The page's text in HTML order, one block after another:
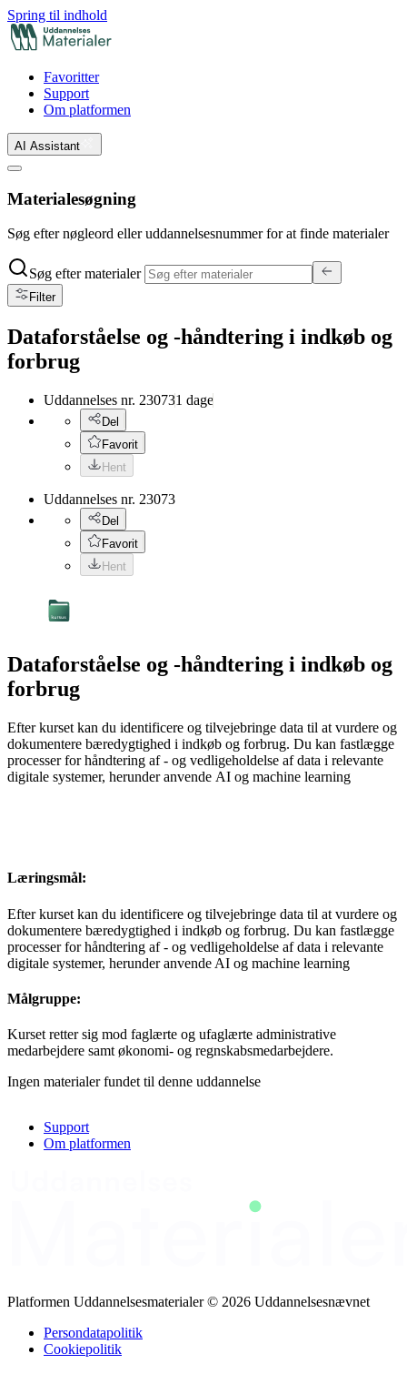
Spring til indhold
Favoritter
Support
Om platformen
AI Assistant
Materialesøgning
Søg efter nøgleord eller uddannelsesnummer for at finde materialer
Søg efter materialer
Filter
Dataforståelse og -håndtering i indkøb og
forbrug
Uddannelses nr. 230731 dage
Del
Favorit
Hent
Uddannelses nr. 23073
Del
Favorit
Hent
Dataforståelse og -håndtering i indkøb og
forbrug
Efter kurset kan du identificere og tilvejebringe data til at vurdere og
dokumentere bæredygtighed i indkøb og forbrug. Du kan fastlægge
processer for håndtering af - og vedligeholdelse af data i relevante
digitale systemer, herunder anvende AI og machine learning
Læringsmål:
Efter kurset kan du identificere og tilvejebringe data til at vurdere og
dokumentere bæredygtighed i indkøb og forbrug. Du kan fastlægge
processer for håndtering af - og vedligeholdelse af data i relevante
digitale systemer, herunder anvende AI og machine learning
Målgruppe:
Kurset retter sig mod faglærte og ufaglærte administrative
medarbejdere samt økonomi- og regnskabsmedarbejdere.
Ingen materialer fundet til denne uddannelse
Support
Om platformen
Platformen Uddannelsesmaterialer © 2026 Uddannelsesnævnet
Persondatapolitik
Cookiepolitik